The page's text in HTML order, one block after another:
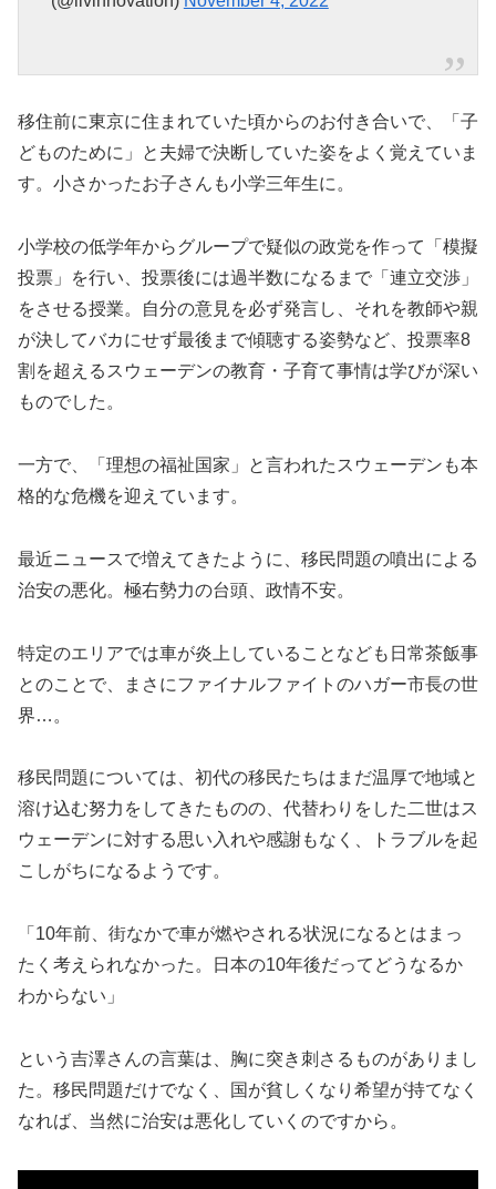
移住前に東京に住まれていた頃からのお付き合いで、「子
どものために」と夫婦で決断していた姿をよく覚えていま
す。小さかったお子さんも小学三年生に。
小学校の低学年からグループで疑似の政党を作って「模擬
投票」を行い、投票後には過半数になるまで「連立交渉」
をさせる授業。自分の意見を必ず発言し、それを教師や親
が決してバカにせず最後まで傾聴する姿勢など、投票率8
割を超えるスウェーデンの教育・子育て事情は学びが深い
ものでした。
一方で、「理想の福祉国家」と言われたスウェーデンも本
格的な危機を迎えています。
最近ニュースで増えてきたように、移民問題の噴出による
治安の悪化。極右勢力の台頭、政情不安。
特定のエリアでは車が炎上していることなども日常茶飯事
とのことで、まさにファイナルファイトのハガー市長の世
界…。
移民問題については、初代の移民たちはまだ温厚で地域と
溶け込む努力をしてきたものの、代替わりをした二世はス
ウェーデンに対する思い入れや感謝もなく、トラブルを起
こしがちになるようです。
「10年前、街なかで車が燃やされる状況になるとはまっ
たく考えられなかった。日本の10年後だってどうなるか
わからない」
という吉澤さんの言葉は、胸に突き刺さるものがありまし
た。移民問題だけでなく、国が貧しくなり希望が持てなく
なれば、当然に治安は悪化していくのですから。